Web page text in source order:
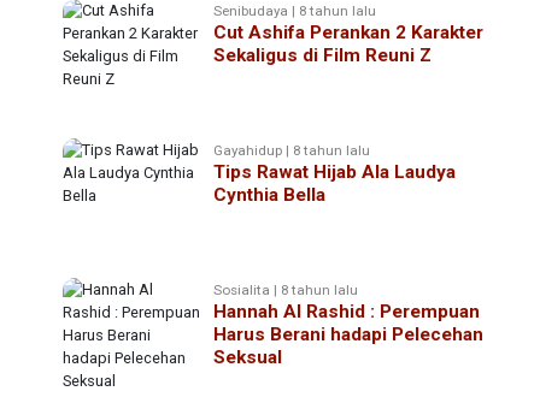
Senibudaya | 8 tahun lalu
Cut Ashifa Perankan 2 Karakter
Sekaligus di Film Reuni Z
Gayahidup | 8 tahun lalu
Tips Rawat Hijab Ala Laudya
Cynthia Bella
Sosialita | 8 tahun lalu
Hannah Al Rashid : Perempuan
Harus Berani hadapi Pelecehan
Seksual